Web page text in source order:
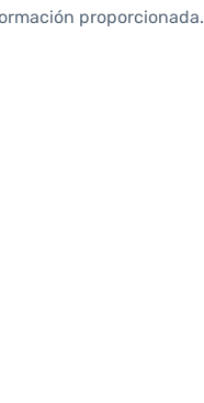
proporcionada.